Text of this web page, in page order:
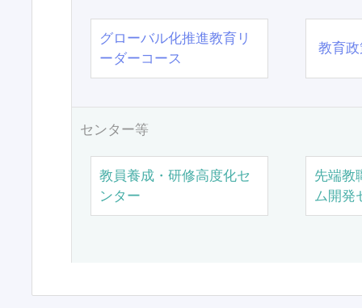
グローバル化推進教育リ
ーダーコース
教育
センター等
教員養成・研修高度化セ
ンター
先端教
ム開発